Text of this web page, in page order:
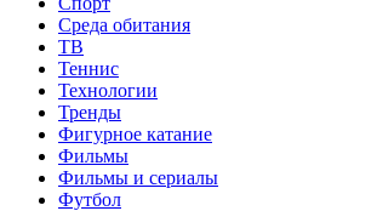
Среда обитания
ТВ
Теннис
Технологии
Тренды
Фигурное катание
Фильмы
Фильмы и сериалы
Футбол